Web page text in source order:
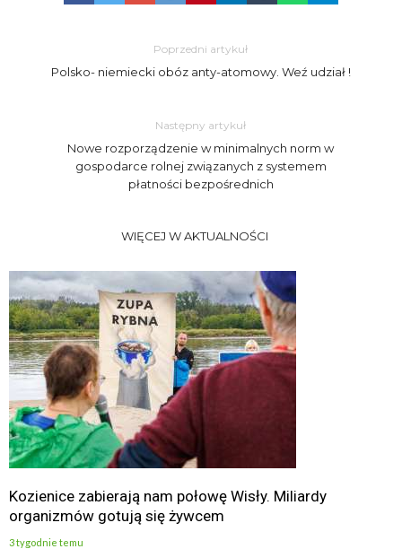
Poprzedni artykuł
Polsko- niemiecki obóz anty-atomowy. Weź udział !
Następny artykuł
Nowe rozporządzenie w minimalnych norm w
gospodarce rolnej związanych z systemem
płatności bezpośrednich
WIĘCEJ W AKTUALNOŚCI
Kozienice zabierają nam połowę Wisły. Miliardy
organizmów gotują się żywcem
3 tygodnie temu